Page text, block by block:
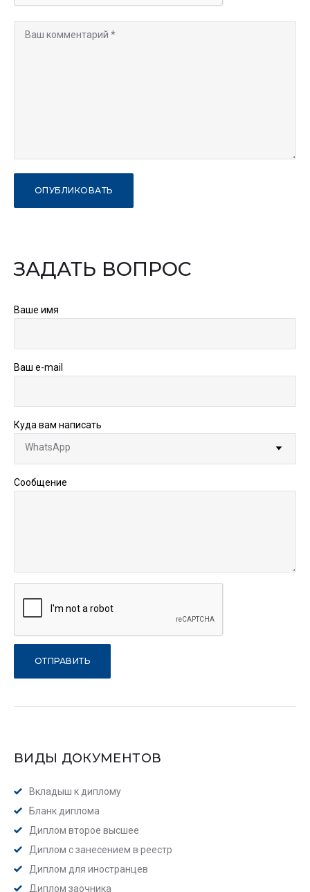
ЗАДАТЬ ВОПРОС
Ваше имя
Ваш e-mail
Куда вам написать
Сообщение
ВИДЫ ДОКУМЕНТОВ
Вкладыш к диплому
Бланк диплома
Диплом второе высшее
Диплом с занесением в реестр
Диплом для иностранцев
Диплом заочника